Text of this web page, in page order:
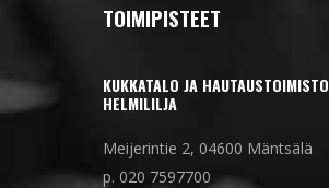
TOIMIPISTEET
KUKKATALO JA HAUTAUSTOIMISTO
HELMILILJA
Meijerintie 2, 04600 Mäntsälä
p. 020 7597700